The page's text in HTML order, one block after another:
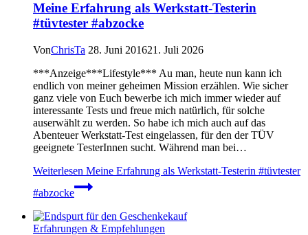
Meine Erfahrung als Werkstatt-Testerin
#tüvtester #abzocke
VonChrisTa 28. Juni 201621. Juli 2026
***Anzeige***Lifestyle*** Au man, heute nun kann ich
endlich von meiner geheimen Mission erzählen. Wie sicher
ganz viele von Euch bewerbe ich mich immer wieder auf
interessante Tests und freue mich natürlich, für solche
auserwählt zu werden. So habe ich mich auch auf das
Abenteuer Werkstatt-Test eingelassen, für den der TÜV
geeignete TesterInnen sucht. Während man bei…
Weiterlesen Meine Erfahrung als Werkstatt-Testerin #tüvtester
#abzocke
Erfahrungen & Empfehlungen